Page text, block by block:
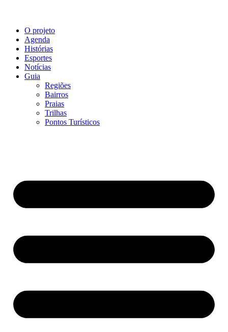
O projeto
Agenda
Histórias
Esportes
Notícias
Guia
Regiões
Bairros
Praias
Trilhas
Pontos Turísticos